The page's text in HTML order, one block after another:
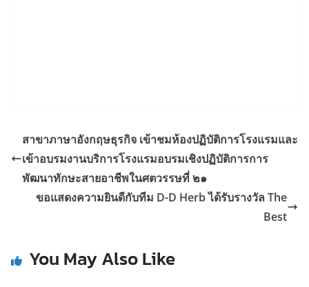
สาขาภาษาอังกฤษธุรกิจ​ เข้าชมห้องปฏิบัติการ​โรงแรม​และ
เข้าอบรมงานบริการโรงแรมอบรมเชิงปฏิบัติการการ
พัฒนาทักษะสายอาชีพในศตวรรษที่ ๒๑
ขอแสดงความยินดีกับทีม D-D Herb ได้รับรางวัล The
Best
You May Also Like